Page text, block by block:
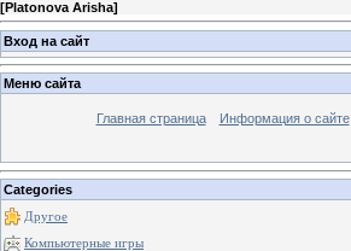
[Platonova Arisha]
Вход на сайт
Меню сайта
Главная страница Информация о сайте
Categories
Другое
Компьютерные игры